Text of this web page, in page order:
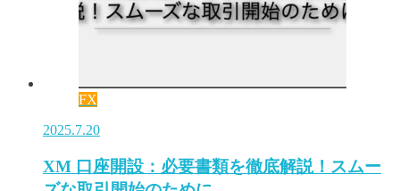
FX
2025.7.20
XM 口座開設：必要書類を徹底解説！スムー